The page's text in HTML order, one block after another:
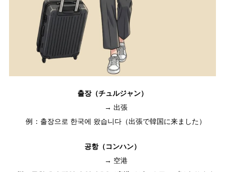
출장（チュルジャン）
→ 出張
例：출장으로 한국에 왔습니다（出張で韓国に来ました）
공항（コンハン）
→ 空港